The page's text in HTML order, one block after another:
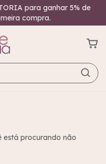
para ganhar 5% de
compra.
está procurando não